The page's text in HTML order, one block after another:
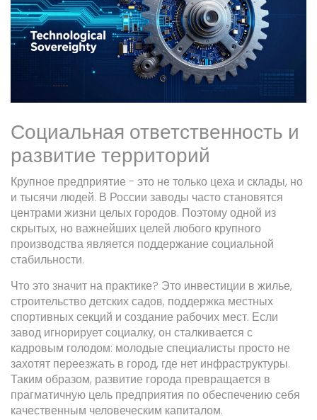
Социальная ответственность и
развитие территорий
Крупное предприятие - это не только цеха и склады, но
и тысячи людей. В России заводы часто становятся
центрами жизни целых городов. Поэтому одной из
скрытых, но важнейших целей любого крупного
производства является поддержание социальной
стабильности.
Что это значит на практике? Это инвестиции в жилье,
строительство детских садов, поддержка местных
спортивных секций и создание рабочих мест. Если
завод игнорирует социалку, он сталкивается с
кадровым голодом: молодые специалисты просто не
захотят переезжать в город, где нет инфраструктуры.
Таким образом, развитие города превращается в
прагматичную цель предприятия по обеспечению себя
качественным человеческим капиталом.